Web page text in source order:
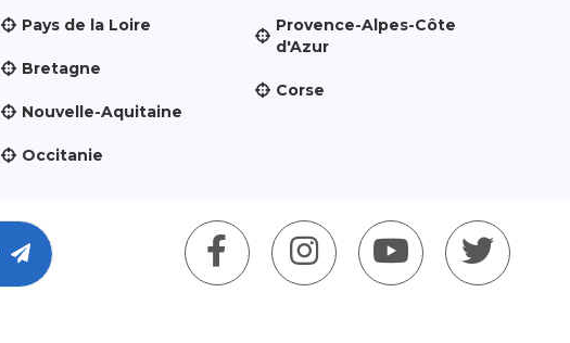
Pays de la Loire
Bretagne
Nouvelle-Aquitaine
Occitanie
Provence-Alpes-Côte
d'Azur
Corse